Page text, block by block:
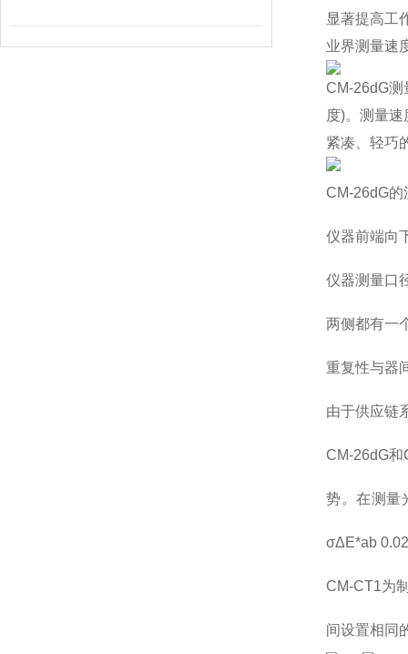
显著提高工
业界测量速
CM-26dG
度)。测量
紧凑、轻巧
CM-26dG的
仪器前端向
仪器测量口
两侧都有一
重复性与器
由于供应链
CM-26dG
势。在测量
σΔE*ab
CM-CT1为
间设置相同